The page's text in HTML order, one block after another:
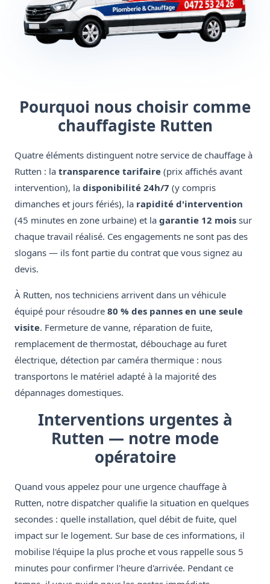
Pourquoi nous choisir comme
chauffagiste Rutten
Quatre éléments distinguent notre service de chauffage à
Rutten : la transparence tarifaire (prix affichés avant
intervention), la disponibilité 24h/7 (y compris
dimanches et jours fériés), la rapidité d'intervention
(45 minutes en zone urbaine) et la garantie 12 mois sur
chaque travail réalisé. Ces engagements ne sont pas des
slogans — ils font partie du contrat que vous signez au
devis.
À Rutten, nos techniciens arrivent dans un véhicule
équipé pour résoudre 80 % des pannes en une seule
visite. Fermeture de vanne, réparation de fuite,
remplacement de thermostat, débouchage au furet
électrique, détection par caméra thermique : nous
transportons le matériel adapté à la majorité des
dépannages domestiques.
Interventions urgentes à
Rutten — notre mode
opératoire
Quand vous appelez pour une urgence chauffage à
Rutten, notre dispatcher qualifie la situation en quelques
secondes : quelle installation, quel débit de fuite, quel
impact sur le logement. Sur base de ces informations, il
mobilise l'équipe la plus proche et vous rappelle sous 5
minutes pour confirmer l'heure d'arrivée. Pendant ce